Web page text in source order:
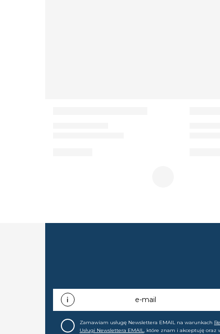
e-mail
Zamawiam usługę Newslettera EMAIL na warunkach
Usługi Newslettera EMAIL, które znam i akceptuję oraz